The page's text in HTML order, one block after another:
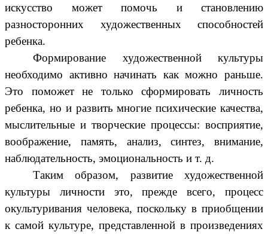
искусство может помочь и становлению
разносторонних художественных способностей
ребенка.
Формирование художественной культуры
необходимо активно начинать как можно раньше.
Это поможет не только сформировать личность
ребенка, но и развить многие психические качества,
мыслительные и творческие процессы: восприятие,
воображение, память, анализ, синтез, внимание,
наблюдательность, эмоциональность и т. д.
Таким образом, развитие художественной
культуры личности это, прежде всего, процесс
окультуривания человека, поскольку в приобщении
к самой культуре, представленной в произведениях